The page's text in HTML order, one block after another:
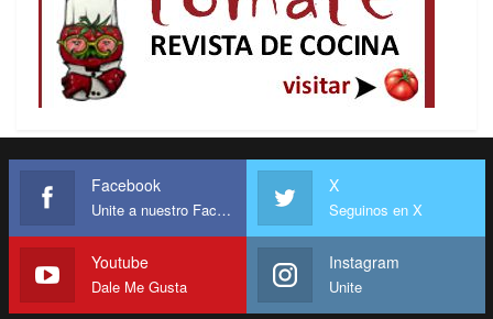
Facebook
Unite a nuestro Facebook
X
Seguinos en X
Youtube
Dale Me Gusta
Instagram
Unite